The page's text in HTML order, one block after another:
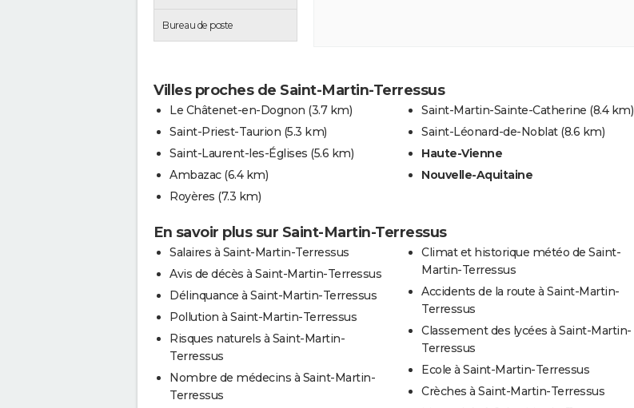
Bureau de poste
Villes proches de Saint-Martin-Terressus
Le Châtenet-en-Dognon (3.7 km)
Saint-Priest-Taurion (5.3 km)
Saint-Laurent-les-Églises (5.6 km)
Ambazac (6.4 km)
Royères (7.3 km)
Saint-Martin-Sainte-Catherine (8.4 km)
Saint-Léonard-de-Noblat (8.6 km)
Haute-Vienne
Nouvelle-Aquitaine
En savoir plus sur Saint-Martin-Terressus
Salaires à Saint-Martin-Terressus
Avis de décès à Saint-Martin-Terressus
Délinquance à Saint-Martin-Terressus
Pollution à Saint-Martin-Terressus
Risques naturels à Saint-Martin-
Terressus
Nombre de médecins à Saint-Martin-
Terressus
Climat et historique météo de Saint-
Martin-Terressus
Accidents de la route à Saint-Martin-
Terressus
Classement des lycées à Saint-Martin-
Terressus
Ecole à Saint-Martin-Terressus
Crèches à Saint-Martin-Terressus